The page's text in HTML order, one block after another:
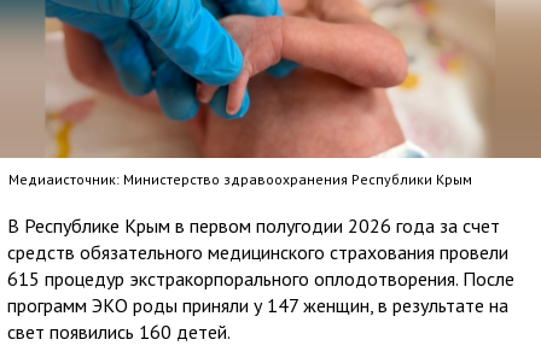
Медиаисточник: Министерство здравоохранения Республики Крым
В Республике Крым в первом полугодии 2026 года за счет
средств обязательного медицинского страхования провели
615 процедур экстракорпорального оплодотворения. После
программ ЭКО роды приняли у 147 женщин, в результате на
свет появились 160 детей.